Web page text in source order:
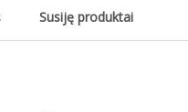
Susiję produktai